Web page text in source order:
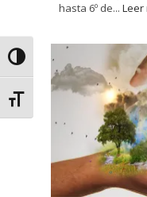
Alternar alto contraste
Alternar tamaño de letra
hasta 6º de... Leer